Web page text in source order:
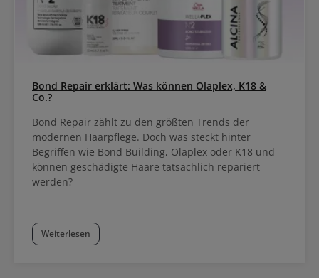
Bond Repair erklärt: Was können Olaplex, K18 &
Co.?
Bond Repair zählt zu den größten Trends der
modernen Haarpflege. Doch was steckt hinter
Begriffen wie Bond Building, Olaplex oder K18 und
können geschädigte Haare tatsächlich repariert
werden?
Weiterlesen